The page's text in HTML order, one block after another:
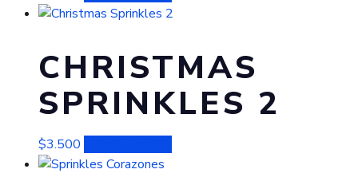
CHRISTMAS
SPRINKLES 2
$3.500